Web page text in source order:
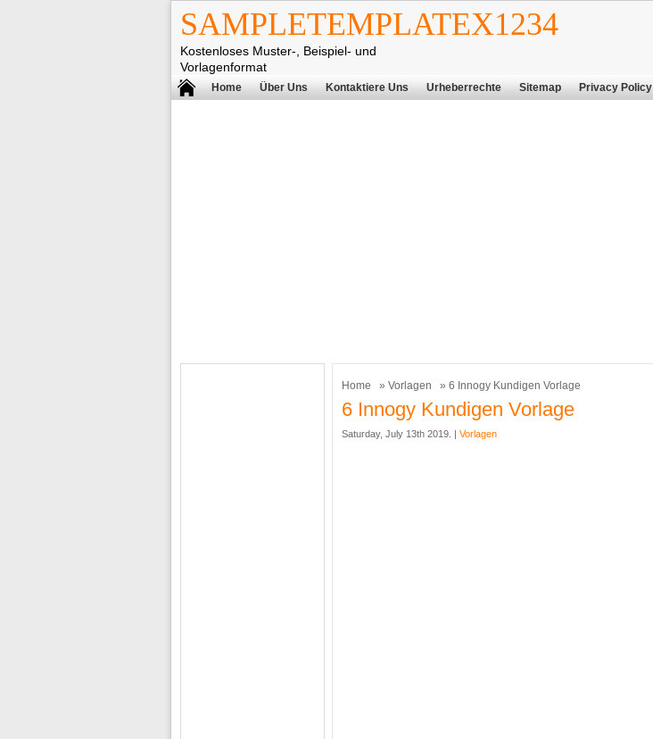
SAMPLETEMPLATEX1234
Kostenloses Muster-, Beispiel- und
Vorlagenformat
Home Über Uns Kontaktiere Uns Urheberrechte Sitemap Privacy Policy
Home » Vorlagen » 6 Innogy Kundigen Vorlage
6 Innogy Kundigen Vorlage
Saturday, July 13th 2019. | Vorlagen